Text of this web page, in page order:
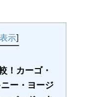
示]
！カーゴ・
ー・ヨージ